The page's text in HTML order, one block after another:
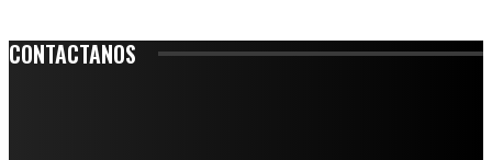
CONTACTANOS